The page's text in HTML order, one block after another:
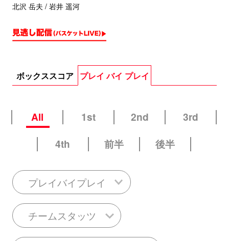
北沢 岳夫 / 岩井 遥河
ボックススコア プレイ バイ プレイ
All 1st 2nd
3rd
4th
前半 後半
プレイバイプレイ
チームスタッツ